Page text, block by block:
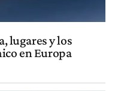
lugares y los
en Europa